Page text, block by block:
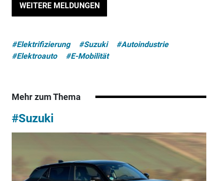
WEITERE MELDUNGEN
#Elektrifizierung #Suzuki
#Autoindustrie
#Elektroauto
#E-Mobilität
Mehr zum Thema
#Suzuki